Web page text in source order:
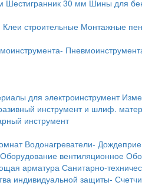
Шестигранник 30 мм Шины для
Клеи строительные Монтажные
для электроинструмент
инструмент и шлиф.
инструмент
Водонагреватели-
Оборудование вентиляционное
арматура Санитарно-
индивидуальной защиты-